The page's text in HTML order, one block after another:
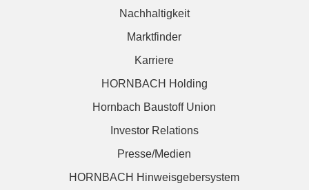
Nachhaltigkeit
Marktfinder
Karriere
HORNBACH Holding
Hornbach Baustoff Union
Investor Relations
Presse/Medien
HORNBACH Hinweisgebersystem